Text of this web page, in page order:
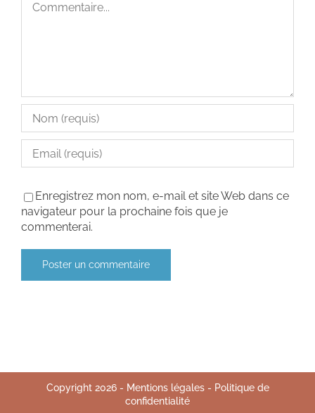
Enregistrez mon nom, e-mail et site Web dans ce
navigateur pour la prochaine fois que je
commenterai.
Copyright 2026- Mentions légales- Politique de
confidentialité